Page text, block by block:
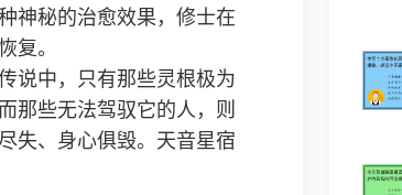
神秘的治愈效果，修士在
复。
说中，只有那些灵根极为
那些无法驾驭它的人，则
失、身心俱毁。天音星宿